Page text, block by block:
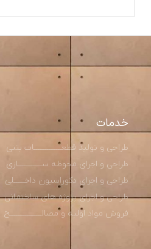
خدمات
طراحی و تولید قطعـــــــــــــــات بتنی
طراحی و اجرای محوطه ســـــــــــــازی
طراحی و اجرای دکوراسیون داخــــــلی
طراحی و اجرای پروژه های ساختمانی
فروش مواد اولیه و مصالـــــــــــــــــح